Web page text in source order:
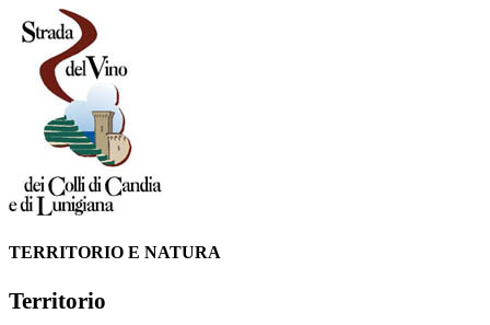
TERRITORIO E NATURA
Territorio